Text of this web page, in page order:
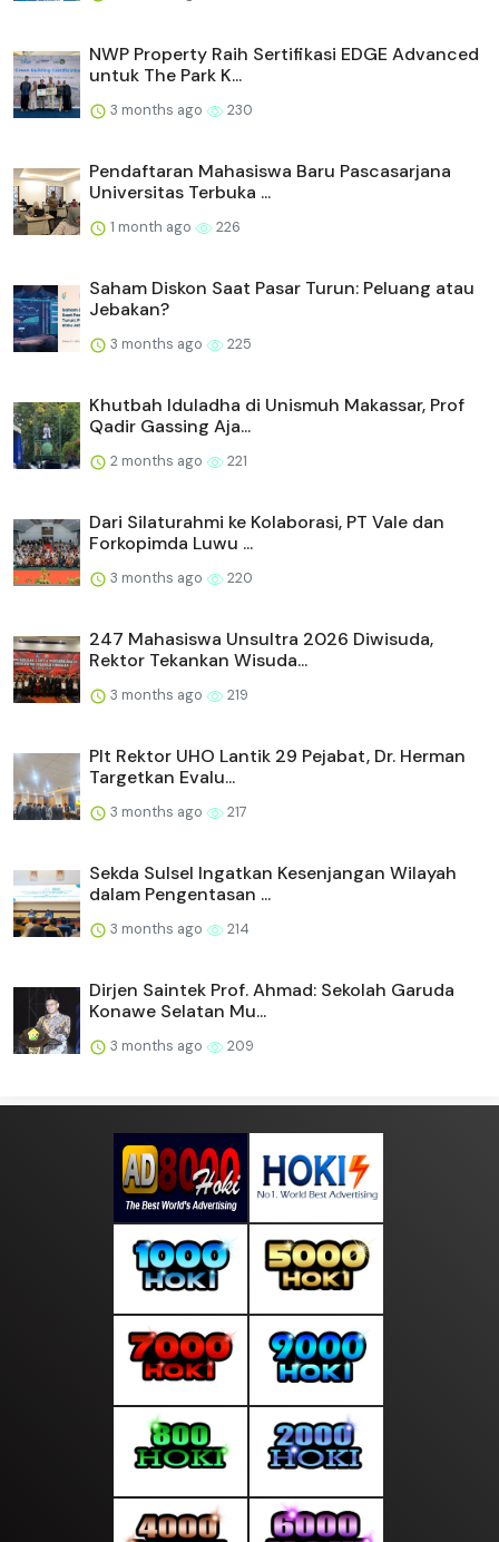
NWP Property Raih Sertifikasi EDGE Advanced
untuk The Park K...
3 months ago 230
Pendaftaran Mahasiswa Baru Pascasarjana
Universitas Terbuka ...
1 month ago 226
Saham Diskon Saat Pasar Turun: Peluang atau
Jebakan?
3 months ago 225
Khutbah Iduladha di Unismuh Makassar, Prof
Qadir Gassing Aja...
2 months ago 221
Dari Silaturahmi ke Kolaborasi, PT Vale dan
Forkopimda Luwu ...
3 months ago 220
247 Mahasiswa Unsultra 2026 Diwisuda,
Rektor Tekankan Wisuda...
3 months ago 219
Plt Rektor UHO Lantik 29 Pejabat, Dr. Herman
Targetkan Evalu...
3 months ago 217
Sekda Sulsel Ingatkan Kesenjangan Wilayah
dalam Pengentasan ...
3 months ago 214
Dirjen Saintek Prof. Ahmad: Sekolah Garuda
Konawe Selatan Mu...
3 months ago 209